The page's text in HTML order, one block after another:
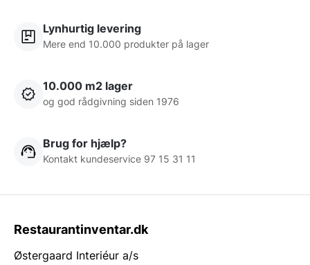
Lynhurtig levering
Mere end 10.000 produkter på lager
10.000 m2 lager
og god rådgivning siden 1976
Brug for hjælp?
Kontakt kundeservice 97 15 31 11
Restaurantinventar.dk
Østergaard Interiéur a/s